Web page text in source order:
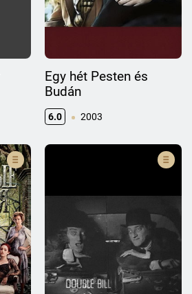
Egy hét Pesten és
Budán
6.0 2003